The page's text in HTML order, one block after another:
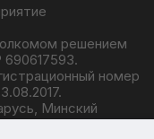
решением
номер
Минский
1.